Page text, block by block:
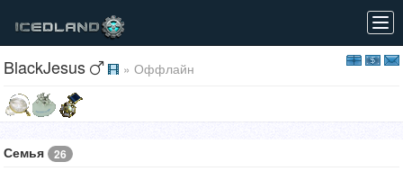
BlackJesus » Оффлайн
Семья 26